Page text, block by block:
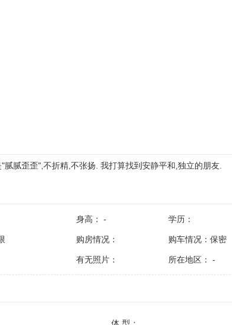
腻腻歪歪",不折精,不张扬. 我打算找到安静平和,独立的朋友.
身高： - 学历：
购房情况： 购车情况：保密
有无照片： 所在地区： -